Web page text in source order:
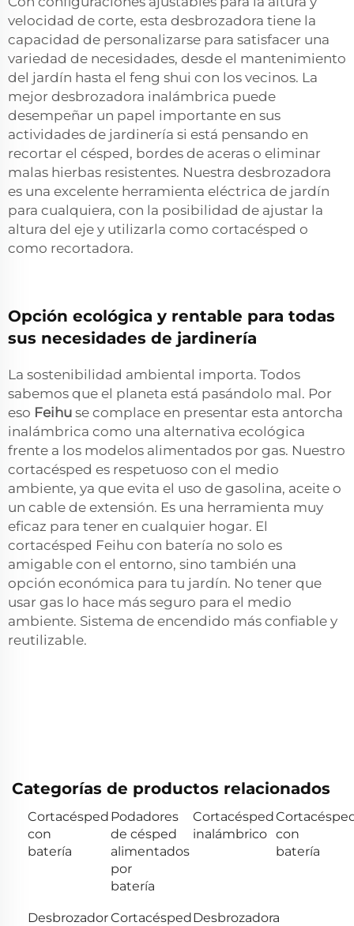
velocidad de corte, esta desbrozadora tiene la
capacidad de personalizarse para satisfacer una
variedad de necesidades, desde el mantenimiento
del jardín hasta el feng shui con los vecinos. La
mejor desbrozadora inalámbrica puede
desempeñar un papel importante en sus
actividades de jardinería si está pensando en
recortar el césped, bordes de aceras o eliminar
malas hierbas resistentes. Nuestra desbrozadora
es una excelente herramienta eléctrica de jardín
para cualquiera, con la posibilidad de ajustar la
altura del eje y utilizarla como cortacésped o
como recortadora.
Opción ecológica y rentable para todas
sus necesidades de jardinería
La sostenibilidad ambiental importa. Todos
sabemos que el planeta está pasándolo mal. Por
eso Feihu se complace en presentar esta antorcha
inalámbrica como una alternativa ecológica
frente a los modelos alimentados por gas. Nuestro
cortacésped es respetuoso con el medio
ambiente, ya que evita el uso de gasolina, aceite o
un cable de extensión. Es una herramienta muy
eficaz para tener en cualquier hogar. El
cortacésped Feihu con batería no solo es
amigable con el entorno, sino también una
opción económica para tu jardín. No tener que
usar gas lo hace más seguro para el medio
ambiente. Sistema de encendido más confiable y
reutilizable.
Categorías de productos relacionados
Cortacésped
con
batería
Podadores
de césped
alimentados
por
batería
Cortacésped
inalámbrico con
batería
DesbrozadorCortacéspedDesbrozadora